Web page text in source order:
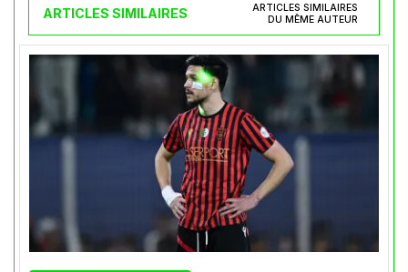
ARTICLES SIMILAIRES
ARTICLES SIMILAIRES
DU MÊME AUTEUR